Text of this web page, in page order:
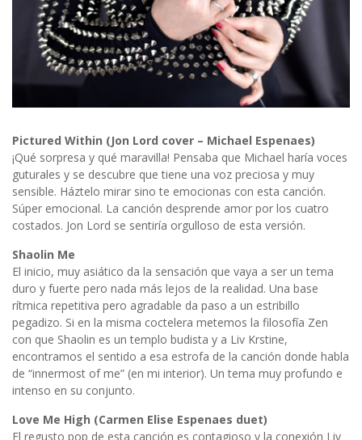
Pictured Within (Jon Lord cover – Michael Espenaes)
¡Qué sorpresa y qué maravilla! Pensaba que Michael haría voces
guturales y se descubre que tiene una voz preciosa y muy
sensible. Háztelo mirar sino te emocionas con esta canción.
Súper emocional. La canción desprende amor por los cuatro
costados. Jon Lord se sentiría orgulloso de esta versión.
Shaolin Me
El inicio, muy asiático da la sensación que vaya a ser un tema
duro y fuerte pero nada más lejos de la realidad. Una base
rítmica repetitiva pero agradable da paso a un estribillo
pegadizo. Si en la misma coctelera metemos la filosofía Zen
con que Shaolin es un templo budista y a Liv Krstine,
encontramos el sentido a esa estrofa de la canción donde habla
de “innermost of me” (en mi interior). Un tema muy profundo e
intenso en su conjunto.
Love Me High (Carmen Elise Espenaes duet)
El regusto pop de esta canción es contagioso y la conexión Liv